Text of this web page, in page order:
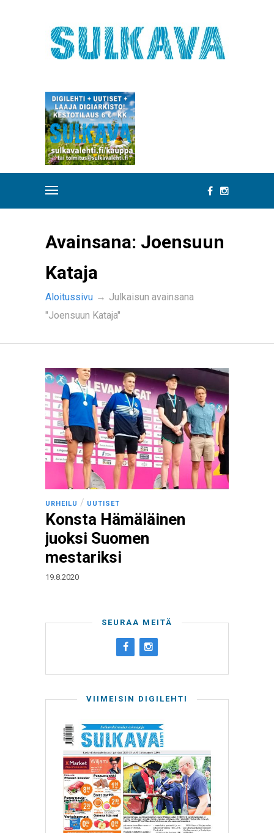
Avainsana: Joensuun
Kataja
Aloitussivu → Julkaisun avainsana
"Joensuun Kataja"
URHEILU / UUTISET
Konsta Hämäläinen
juoksi Suomen
mestariksi
19.8.2020
SEURAA MEITÄ
VIIMEISIN DIGILEHTI